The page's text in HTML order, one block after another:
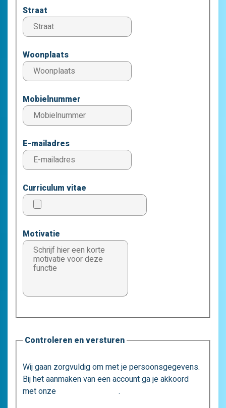
Straat
Woonplaats
Mobielnummer
E-mailadres
Curriculum vitae
Motivatie
Controleren en versturen
Wij gaan zorgvuldig om met je persoonsgegevens.
Bij het aanmaken van een account ga je akkoord
met onze
.